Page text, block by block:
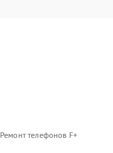
Ремонт телефонов F+